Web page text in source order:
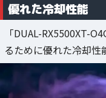
優れた冷却性能
「DUAL-RX5500XT-
るために優れた冷却性